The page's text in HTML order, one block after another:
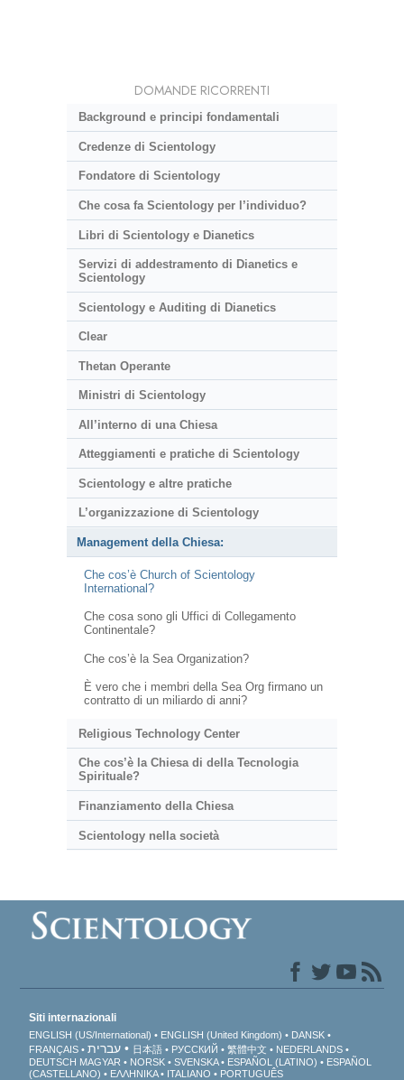
DOMANDE RICORRENTI
Background e principi fondamentali
Credenze di Scientology
Fondatore di Scientology
Che cosa fa Scientology per l’individuo?
Libri di Scientology e Dianetics
Servizi di addestramento di Dianetics e
Scientology
Scientology e Auditing di Dianetics
Clear
Thetan Operante
Ministri di Scientology
All’interno di una Chiesa
Atteggiamenti e pratiche di Scientology
Scientology e altre pratiche
L’organizzazione di Scientology
Management della Chiesa:
Che cos’è Church of Scientology
International?
Che cosa sono gli Uffici di Collegamento
Continentale?
Che cos’è la Sea Organization?
È vero che i membri della Sea Org firmano un
contratto di un miliardo di anni?
Religious Technology Center
Che cos’è la Chiesa di della Tecnologia
Spirituale?
Finanziamento della Chiesa
Scientology nella società
Siti internazionali
ENGLISH (US/International) ENGLISH (United Kingdom)
DANSK
FRANÇAIS
עברית 日本語 РУССКИЙ 繁體中文
NEDERLANDS
DEUTSCH MAGYAR NORSK SVENSKA ESPAÑOL (LATINO)
ESPAÑOL
(CASTELLANO)
ΕΛΛΗΝΙΚA ITALIANO PORTUGUÊS